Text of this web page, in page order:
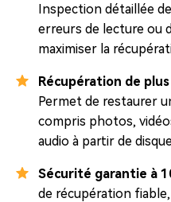
Inspection détaillée
erreurs de lecture ou
maximiser la
Récupération de
Permet de restaurer
compris photos,
audio à partir de
Sécurité garantie à
de récupération